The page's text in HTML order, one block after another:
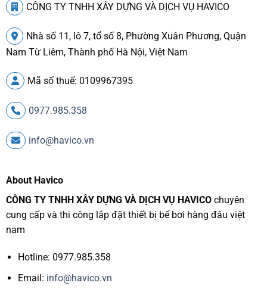
CÔNG TY TNHH XÂY DỰNG VÀ DỊCH VỤ HAVICO
Nhà số 11, lô 7, tổ số 8, Phường Xuân Phương, Quận
Nam Từ Liêm, Thành phố Hà Nội, Việt Nam
Mã số thuế: 0109967395
0977.985.358
info@havico.vn
About Havico
CÔNG TY TNHH XÂY DỰNG VÀ DỊCH VỤ HAVICO chuyên
cung cấp và thi công lắp đặt thiết bị bể bơi hàng đâu việt
nam
Hotline: 0977.985.358
Email: info@havico.vn